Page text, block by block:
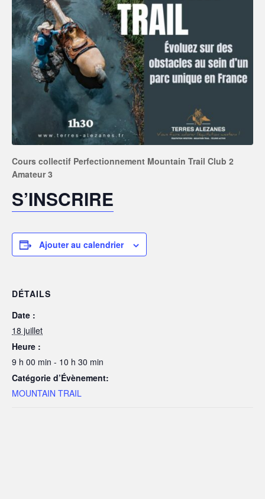
Cours collectif Perfectionnement Mountain Trail Club 2
Amateur 3
S’INSCRIRE
Ajouter au calendrier
DÉTAILS
Date :
18 juillet
Heure :
9 h 00 min - 10 h 30 min
Catégorie d’Évènement:
MOUNTAIN TRAIL